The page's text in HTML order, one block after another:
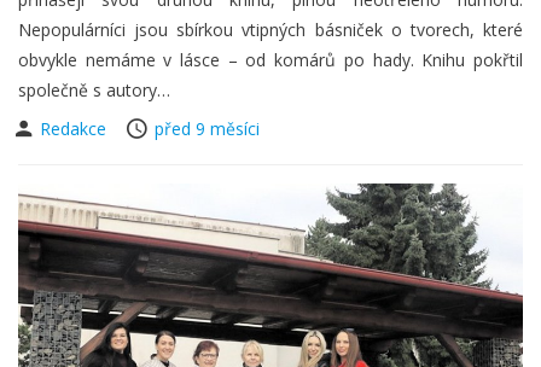
Nepopulárníci jsou sbírkou vtipných básniček o tvorech, které
obvykle nemáme v lásce – od komárů po hady. Knihu pokřtil
společně s autory…
Redakce
před 9 měsíci